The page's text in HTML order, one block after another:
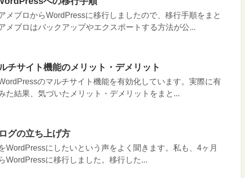
メブロからWordPressに移行しましたので、移行手順をまと
メブロはバックアップやエクスポートする方法が公...
チサイト機能のメリット・デメリット
のマルチサイト機能を有効化しています。実際に有
た結果、気づいたメリット・デメリットをまと...
グの立ち上げ方
WordPressにしたいという声をよく聞きます。私も、4ヶ月
WordPressに移行しました。移行した...